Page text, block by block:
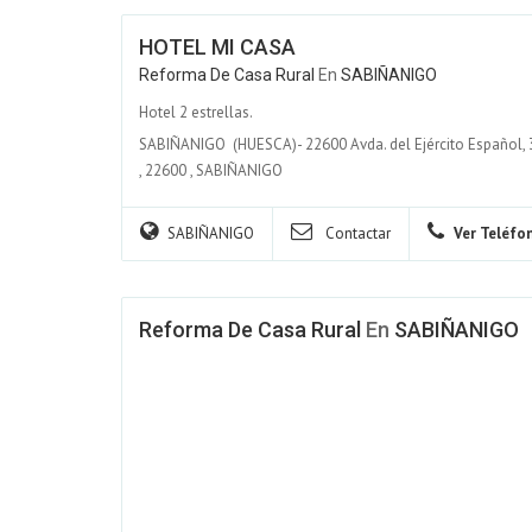
HOTEL MI CASA
Reforma De Casa Rural En SABIÑANIGO
Hotel 2 estrellas.
SABIÑANIGO (HUESCA)- 22600 Avda. del Ejército Español,
, 22600,SABIÑANIGO
SABIÑANIGO Contactar Ver
Reforma De Casa Rural En SABIÑANIGO